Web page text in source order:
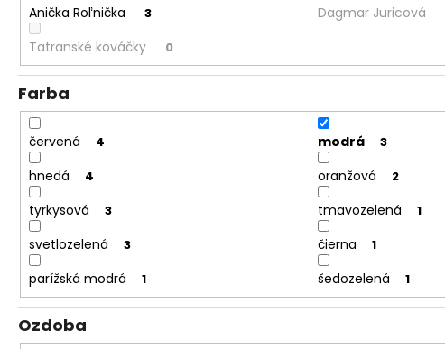
Anička Roľnička 3 Dagmar Juricová
Tatranské kováčky 0
Farba
červená 4 modrá 3
hnedá 4 oranžová 2
tyrkysová 3 tmavozelená 1
svetlozelená 3 čierna 1
parížská modrá 1 šedozelená 1
Ozdoba